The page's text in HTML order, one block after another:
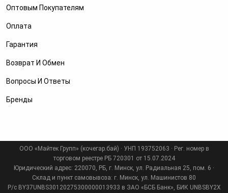
Оптовым Покупателям
Оплата
Гарантия
Возврат И Обмен
Вопросы И Ответы
Бренды
ООО «Майтек Групп» (кочегар.бай) · УНП 193752063 · Рег. номер в
торговом реестре РБ 720301 от 15.07.2024
Юридический адрес: 220070, РБ, г. Минск, ул. Радиальная 25, пом. 6 ·
Склад и пункт самовывоза: г. Минск, ул. Машинистов 80
Р/с BY37UNBS30120275300000013933 в ЗАО «БСБ Банк», БИК UNBSBY2X